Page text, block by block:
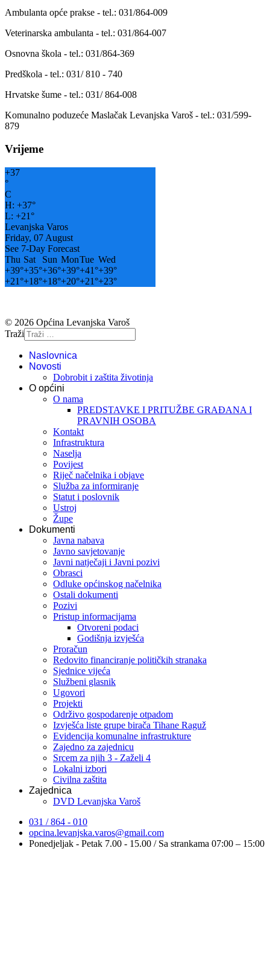
Ambulanta opće prakse - tel.: 031/864-009
Veterinarska ambulanta - tel.: 031/864-007
Osnovna škola - tel.: 031/864-369
Predškola - tel.: 031/ 810 - 740
Hrvatske šume - tel.: 031/ 864-008
Komunalno poduzeće Maslačak Levanjska Varoš - tel.: 031/599-
879
Vrijeme
+37
°
C
H: +37°
L: +21°
Levanjska Varos
Friday, 07 August
See 7-Day Forecast
Thu Sat Sun MonTue Wed
+39°+35°+36°+39°+41°+39°
+21°+18°+18°+20°+21°+23°
© 2026 Općina Levanjska Varoš
Traži
Naslovnica
Novosti
Dobrobit i zaštita životinja
O općini
O nama
PREDSTAVKE I PRITUŽBE GRAĐANA I
PRAVNIH OSOBA
Kontakt
Infrastruktura
Naselja
Povijest
Riječ načelnika i objave
Služba za informiranje
Statut i poslovnik
Ustroj
Župe
Dokumenti
Javna nabava
Javno savjetovanje
Javni natječaji i Javni pozivi
Obrasci
Odluke općinskog načelnika
Ostali dokumenti
Pozivi
Pristup informacijama
Otvoreni podaci
Godišnja izvješća
Proračun
Redovito financiranje političkih stranaka
Sjednice vijeća
Službeni glasnik
Ugovori
Projekti
Održivo gospodarenje otpadom
Izvješća liste grupe birača Tihane Raguž
Evidencija komunalne infrastrukture
Zajedno za zajednicu
Srcem za njih 3 - Zaželi 4
Lokalni izbori
Civilna zaštita
Zajednica
DVD Levanjska Varoš
031 / 864 - 010
opcina.levanjska.varos@gmail.com
Ponedjeljak - Petak 7.00 - 15.00 / Sa strankama 07:00 – 15:00